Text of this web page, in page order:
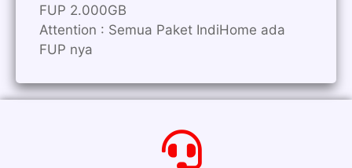
FUP 2.000GB
Attention : Semua Paket IndiHome ada
FUP nya